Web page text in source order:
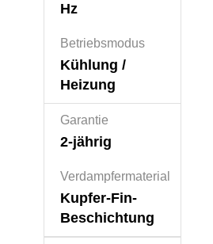
Hz
Betriebsmodus
Kühlung /
Heizung
Garantie
2-jährig
Verdampfermaterial
Kupfer-Fin-
Beschichtung